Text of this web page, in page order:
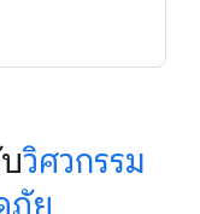
วิศวกรรม
ภัย